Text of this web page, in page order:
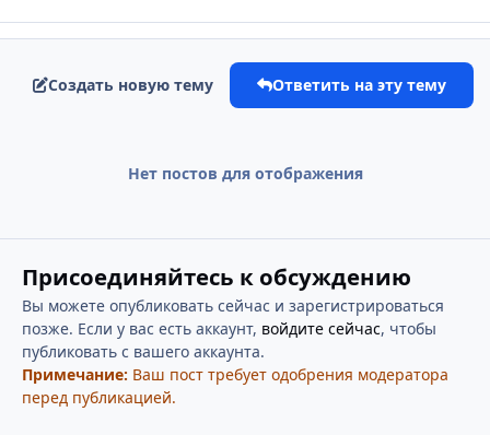
Создать новую тему Ответить на эту тему
Нет постов для отображения
Присоединяйтесь к обсуждению
Вы можете опубликовать сейчас и зарегистрироваться
позже. Если у вас есть аккаунт, войдите сейчас, чтобы
публиковать с вашего аккаунта.
Примечание: Ваш пост требует одобрения модератора
перед публикацией.